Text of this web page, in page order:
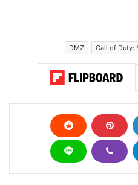
Call of Duty:
DMZ